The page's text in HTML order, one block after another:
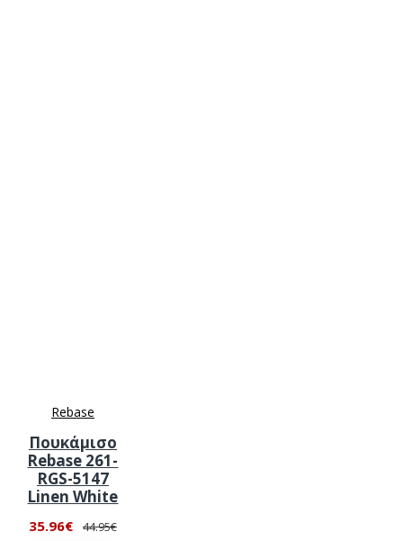
Rebase
Πουκάμισο
Rebase 261-
RGS-5147
Linen White
35.96€ 44.95€